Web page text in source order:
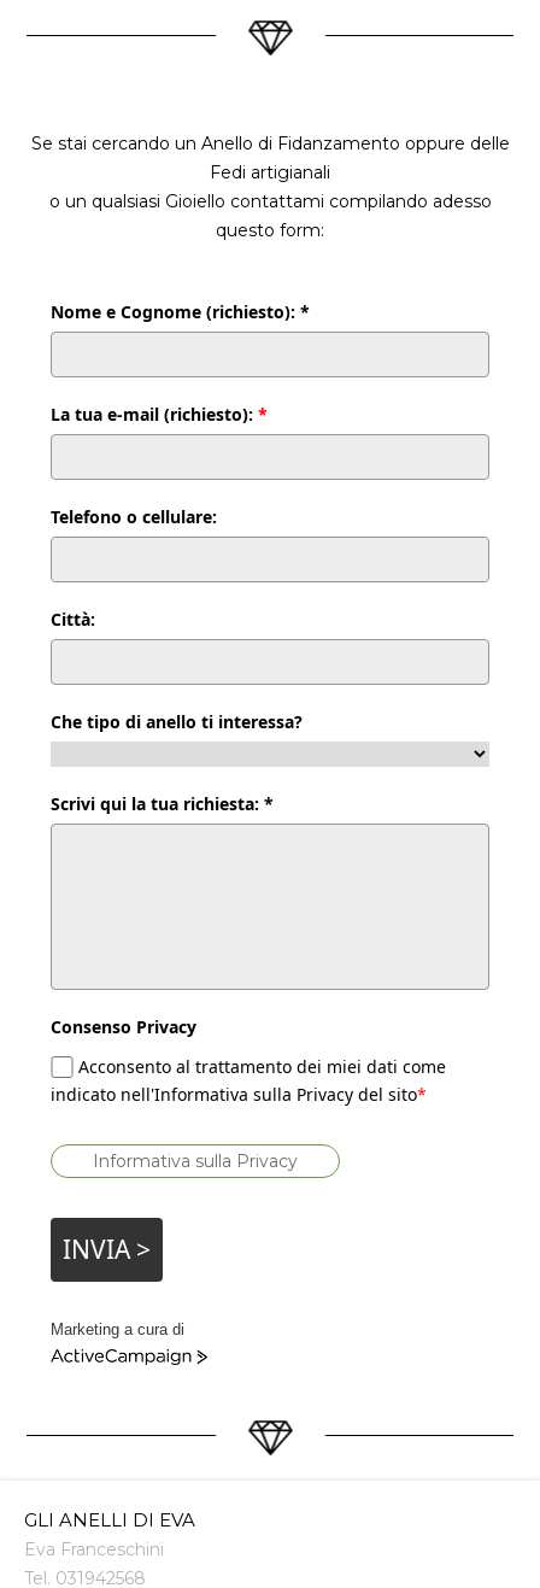
Se stai cercando un Anello di Fidanzamento oppure delle
Fedi artigianali
o un qualsiasi Gioiello contattami compilando adesso
questo form:
Nome e Cognome (richiesto): *
La tua e-mail (richiesto):*
Telefono o cellulare:
Città:
Che tipo di anello ti interessa?
Scrivi qui la tua richiesta: *
Consenso Privacy
Acconsento al trattamento dei miei dati come
indicato nell'Informativa sulla Privacy del sito*
Informativa sulla Privacy
INVIA >
Marketing a cura di
ActiveCampaign
GLI ANELLI DI EVA
Eva Franceschini
Tel. 031942568